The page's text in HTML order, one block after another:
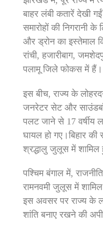
बाहर लंबी कतारें देखी
समारोहों की निगरानी के
और ड्रोन का इस्तेमाल
रांची, हजारीबाग,
पलामू जिले फोकस में हैं।
इस बीच, राज्य के
जनरेटर सेट और
पलट जाने से 17 वर्षीय
घायल हो गए।बिहार की
श्रद्धालु जुलूस में शामिल
पश्चिम बंगाल में,
रामनवमी जुलूस में
इस अवसर पर राज्य के
शांति बनाए रखने की